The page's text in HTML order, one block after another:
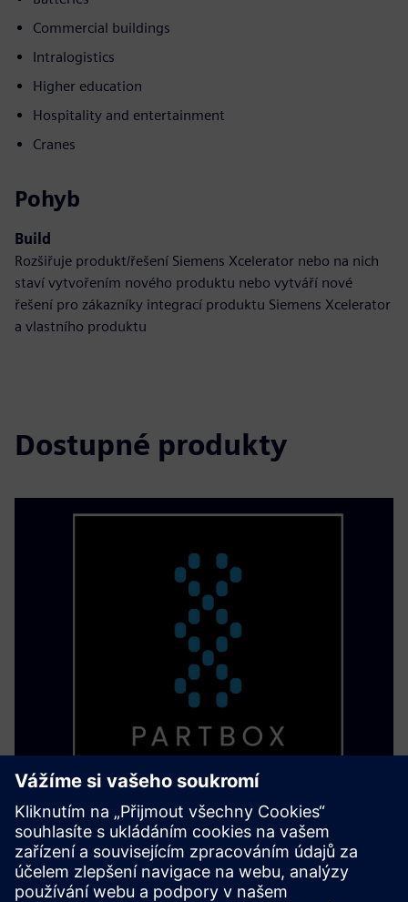
Commercial buildings
Intralogistics
Higher education
Hospitality and entertainment
Cranes
Pohyb
Build
Rozšiřuje produkt/řešení Siemens Xcelerator nebo na nich
staví vytvořením nového produktu nebo vytváří nové
řešení pro zákazníky integrací produktu Siemens Xcelerator
a vlastního produktu
Dostupné produkty
PARTBOX Eco System
Spusťte dezcentralizovanou výrobu a vytvořte digitální
sklad pro tisk dílů tam, kde a kdy je to potřeba, aniž byste